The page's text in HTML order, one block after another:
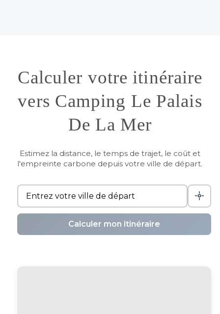
Calculer votre itinéraire
vers Camping Le Palais
De La Mer
Estimez la distance, le temps de trajet, le coût et
l'empreinte carbone depuis votre ville de départ.
Calculer mon itinéraire